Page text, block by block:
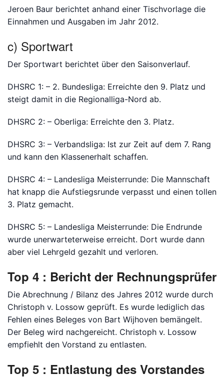
Jeroen Baur berichtet anhand einer Tischvorlage die
Einnahmen und Ausgaben im Jahr 2012.
c) Sportwart
Der Sportwart berichtet über den Saisonverlauf.
DHSRC 1: – 2. Bundesliga: Erreichte den 9. Platz und
steigt damit in die Regionalliga-Nord ab.
DHSRC 2: – Oberliga: Erreichte den 3. Platz.
DHSRC 3: – Verbandsliga: Ist zur Zeit auf dem 7. Rang
und kann den Klassenerhalt schaffen.
DHSRC 4: – Landesliga Meisterrunde: Die Mannschaft
hat knapp die Aufstiegsrunde verpasst und einen tollen
3. Platz gemacht.
DHSRC 5: – Landesliga Meisterrunde: Die Endrunde
wurde unerwarteterweise erreicht. Dort wurde dann
aber viel Lehrgeld gezahlt und verloren.
Top 4 : Bericht der Rechnungsprüfer
Die Abrechnung / Bilanz des Jahres 2012 wurde durch
Christoph v. Lossow geprüft. Es wurde lediglich das
Fehlen eines Beleges von Bart Wijhoven bemängelt.
Der Beleg wird nachgereicht. Christoph v. Lossow
empfiehlt den Vorstand zu entlasten.
Top 5 : Entlastung des Vorstandes